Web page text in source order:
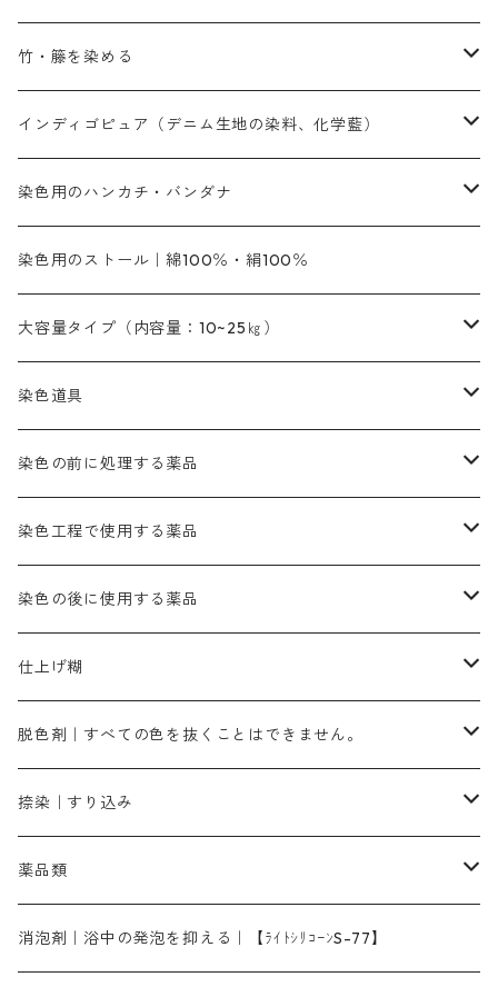
橙色系
青色系
紫色系
緑色系
茶色系
染料一覧ー100g入り
染料一覧ー500g入り
橙色系
緑色系
茶色系
灰色系
黒色系
1kg
茶色｜20g入りのみ公開
灰色｜20g入りのみ公開
黒色
アルカリ剤
補助薬品
捺染に必要な材料
捺染糊
内容量：500g
増粘剤
黄色系
エロ―M3G｜定番の色合い
エロー ＭＧＲ｜明るい緑みの黄色
オレンジ系
オレンヂMG｜黄みの橙色
オレンヂMGD（定番の色合い）
赤色系
レットMFB｜赤色（定番の色合い）
レットMG｜黄みの朱色
ピンクMB｜ピンク色
ローズMB｜鮮やかなピンク色）
青色系
ネビーブルーMB（定番の色合い）
ブルーMB（定番の色合い）
スカイブルーMG｜緑みの空色
ターキスブルーHNG｜緑みの空色
紫色系
バイオレットMFB
緑色系
ダークグリンMG（定番の色合い）
グリーンMB｜緑色
茶色系
ダークブロンMFB｜こげ茶色
ブロンHNR｜こげ茶色
黒色系
ブラックMK（赤みの黒色）
ブラックMG（青みの黒色）
白色系（定番の色合い）
ネオホワイトR
本洋紅
代用朱黄色口
黄色系
ファストエロ―10GN（鮮やかな黄色）
ファストエロ―5GN（黄色）
青色系
NSBAブルー
群青
白色｜胡粉
黒色｜在庫処分特価
緑色｜在庫処分特価
茶色｜在庫処分特価
植物染料
人気のおすすめ植物染料
インド茜・西洋茜の個別販売
カッチ｜茶系
霧島産・晩秋茶｜黄金色（赤みの黄色）｜準備中
濃染処理剤｜ソルバックスPS－900
媒染剤
アルミ媒染剤
鉄媒染剤
ソーダ灰｜アルカリ性のPH調整剤
藍染
ぶどう糖
ハイドロサルファイトコンク
染色用途のハンカチ・バンダナ
45cm×45cm（ハンカチ）｜端の始末も綿糸｜タグなし
54cm×54cm（バンダナ）｜端の始末も綿糸｜タグなし
竹・籐を染める
人気のおすすめ竹・藤を染める染料
塩基性染料（混色可能）
ビスマークブロンB｜赤茶色
塩基性エロ―｜液体タイプ
ローダミンB｜赤紫色｜マゼンダ色
オリジナル染料｜スス竹色｜ミキセットファストブロンGR
インディゴピュア（デニム生地の染料、化学藍）
初心者向けお試しセット販売
インディゴピュア
アルカリ剤
ハイドロサルファイトコンク
酸性剤
染色用のハンカチ・バンダナ
45cm×45cm（ハンカチ）｜端の始末も綿糸｜タグなし
54cm×54cm（バンダナ）｜端の始末も綿糸｜タグなし
染色用のストール｜綿100％・絹100％
大容量タイプ（内容量：10~25㎏）
芒硝｜綿の染色時の吸収促進剤
ソーダ灰｜アルカリ性のPH調整剤
硫酸第一鉄｜鉄媒染剤
染色道具
刷毛
摺込み刷毛（スリコミハケ）ー夏毛（硬いタイプ）
摺込み刷毛（スリコミハケ）ー冬毛（柔らかいタイプ）
片羽刷毛
ローケツ筆
ローケツ用筆｜1本～販売
ローケツ用筆ー10%off｜20本セットお取り寄せ品
洋型紙（9番手｜中薄口、10番手｜中厚口）
有償サンプル品｜約20cm×27cm
洋型紙9番手｜中薄口｜約54cm×110cm
張木｜入荷待ち
伸子
型洗いブラシ
染色の前に処理する薬品
精練剤｜汚れ落とし剤｜針状マルセル石鹸
糊落とし剤｜ソルベンCA
濃染処理剤｜ソルバックスPS－900
染色工程で使用する薬品
染料の吸収促進剤
酢酸｜絹・羊毛・ナイロンに使用する
芒硝｜綿・麻の染色に使用する。
染料のムラ染め抑制剤（均染剤）
アゾリン200％｜綿・麻・絹・羊毛・ナイロンの染色
レオニールEHC｜反応染料用
染料の浸透剤
ソルバライトS-70｜各種繊維の浸し染めに使用可能
染料の定着向上剤
ライトフィックスAコンク｜綿・麻もしくは直接染料で染めた素材
シルクフィックス３A｜絹の染料定着向上剤
アルカリ剤｜反応染料用
ソーダ灰
染料溶解剤
染色の後に使用する薬品
ソーピング剤｜未定着の染料を除去すること
ネオポールB－300｜反応染料のソーピング剤
仕上げ剤｜柔軟・平滑剤
白場汚染防止剤
仕上げ糊
カルボキシメチルセルロース（CMC）
海藻系
たんぱく質系
化学糊（PVA）
脱色剤｜すべての色を抜くことはできません。
脱色剤
全体脱色｜ハイドロサルファイトコンク
部分脱色｜デグロリンSコンク
脱色助剤｜浸透・複色抑制剤
メイプロガムNP｜にじみ防止剤
捺染｜すり込み
染料溶解剤｜染料の均一な浸透・吸着を補助する
捺染糊
薬品類
ア行
消泡剤｜浴中の発泡を抑える｜【ﾗｲﾄｼﾘｺｰﾝS-77】